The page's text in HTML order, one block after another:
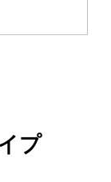
プ